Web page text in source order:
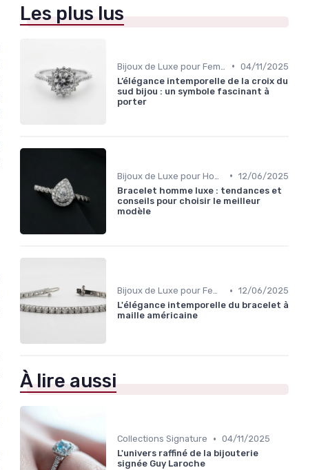
Les plus lus
• 04/11/2025
L’élégance intemporelle de la croix du
sud bijou : un symbole fascinant à
porter
• 12/06/2025
Bracelet homme luxe : tendances et
conseils pour choisir le meilleur
modèle
Bijoux de Luxe pour Femmes • 12/06/2025
L'élégance intemporelle du bracelet à
maille américaine
À lire aussi
Collections Signature • 04/11/2025
L'univers raffiné de la bijouterie
signée Guy Laroche